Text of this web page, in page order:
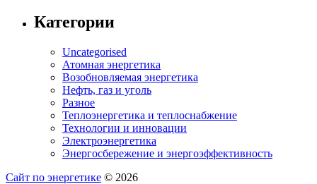
Категории
Uncategorised
Атомная энергетика
Возобновляемая энергетика
Нефть, газ и уголь
Разное
Теплоэнергетика и теплоснабжение
Технологии и инновации
Электроэнергетика
Энергосбережение и энергоэффективность
Сайт по энергетике © 2026